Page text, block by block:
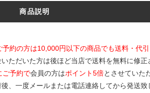
商品説明
約の方は10,000円以下の商品でも送料・代
ただいた方は後ほど当店で送料を無料に修正
ご予約で会員の方はポイント5倍とさせていた
、一度メールまたは電話連絡してから発送致